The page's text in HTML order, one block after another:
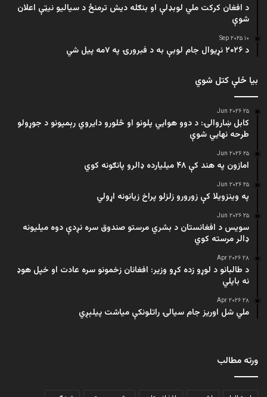
د افغان کرکت ملي لوبډلې او بنګله دیش ترمنځ د سیالیو نیټې اعلان
شوې
۱۰ Sep ۲۰۲۵
د ۲۰۲۶ نړیوال جام لوبې به د فبرورۍ په ۷مه پیل شي
بیا ځلې کتل شوي
۲۵ Jun ۲۰۲۶
کابل ښاروالۍ: د دوو هوايي پلونو او څلورو دایروي رېمپونو د جوړولو
طرحه نهایي شوې
۲۵ Jun ۲۰۲۶
امازون په هند کې ۴۸ میلیارده ډالرو پانګونه کوي
۲۵ Jun ۲۰۲۶
په وینزویلا کې زورورو زلزلو پراخ زیانونه اړولي
۲۵ Jun ۲۰۲۶
سویس د افغانستان د بشري مرستو صندوق سره نږدې دوه میلیونه
ډالر مرسته کوي
۲۸ Apr ۲۰۲۶
د طالبانو د لوړو زده کړو وزیر: افغانان زخمونو سره عادت او خپل هوډ
نه بایلي
۲۸ Apr ۲۰۲۶
ملي شل اوریز جام سیالۍ راتلونکې میاشت پیلېږي
ورته مطالب